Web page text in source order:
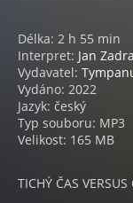
Délka: 2 h 55 min
Interpret: Jan
Vydavatel:
Vydáno: 2022
Jazyk: český
Typ souboru: MP3
Velikost: 165 MB
TICHÝ ČAS